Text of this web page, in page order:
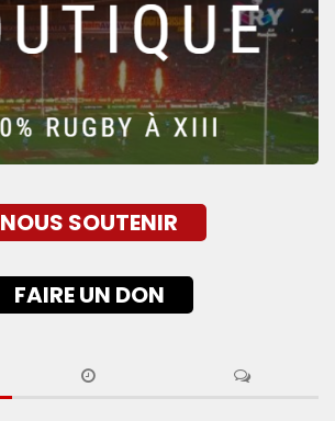
NOUS SOUTENIR
FAIRE UN DON